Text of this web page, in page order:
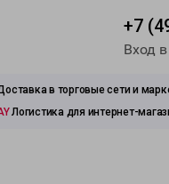
+7
Вход
в торговые сети и
Логистика для интернет-